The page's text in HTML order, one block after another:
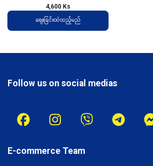
4,600 Ks
ဈေးခြင်းထဲထည့်မည်
Follow us on social medias
E-commerce Team